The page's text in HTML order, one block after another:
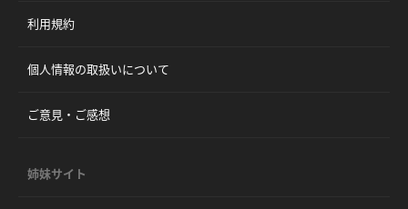
利用規約
個人情報の取扱いについて
ご意見・ご感想
姉妹サイト